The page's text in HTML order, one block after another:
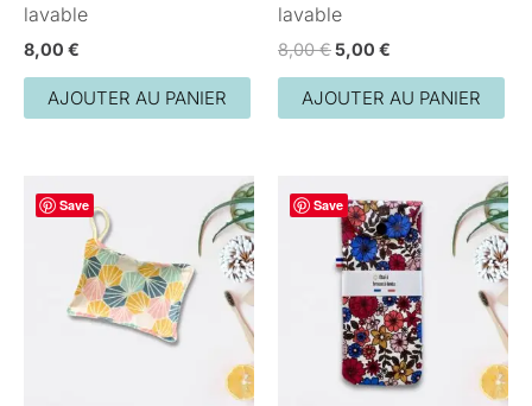
lavable
8,00 €
AJOUTER AU PANIER
lavable
8,00€5,00 €
AJOUTER AU PANIER
Save Save